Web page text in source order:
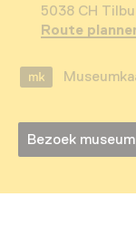
5038 CH
Route
Bezoek